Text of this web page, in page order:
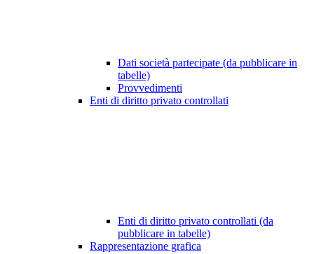
Dati società partecipate (da pubblicare in
tabelle)
Provvedimenti
Enti di diritto privato controllati
Enti di diritto privato controllati (da
pubblicare in tabelle)
Rappresentazione grafica